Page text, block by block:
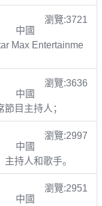
瀏覽:3721
中國
Max Entertainme
瀏覽:3636
中國
目主持人；
瀏覽:2997
中國
持人和歌手。
瀏覽:2951
中國